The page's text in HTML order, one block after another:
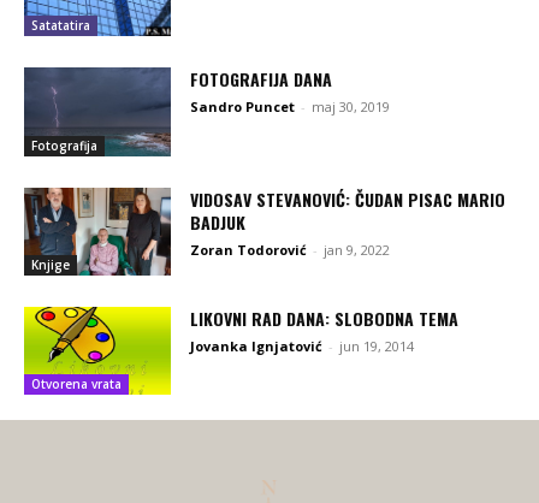
Satatatira
Fotografija
FOTOGRAFIJA DANA
Sandro Puncet - maj 30, 2019
Knjige
VIDOSAV STEVANOVIĆ: ČUDAN PISAC MARIO
BADJUK
Zoran Todorović - jan 9, 2022
Otvorena vrata
LIKOVNI RAD DANA: SLOBODNA TEMA
Jovanka Ignjatović - jun 19, 2014